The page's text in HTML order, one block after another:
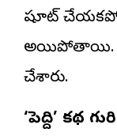
షూట్
అయిపోతాయి.
చేశారు.
‘పెద్ది’ కథ